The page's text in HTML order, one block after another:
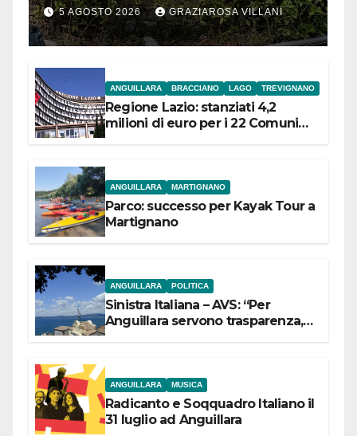
5 AGOSTO 2026 GRAZIAROSA VILLANI
ANGUILLARA BRACCIANO LAGO TREVIGNANO
Regione Lazio: stanziati 4,2
milioni di euro per i 22 Comuni
ANGUILLARA MARTIGNANO
Parco: successo per Kayak Tour a
Martignano
ANGUILLARA POLITICA
Sinistra Italiana – AVS: “Per
Anguillara servono trasparenza,
ANGUILLARA MUSICA
Radicanto e Soqquadro Italiano il
31 luglio ad Anguillara